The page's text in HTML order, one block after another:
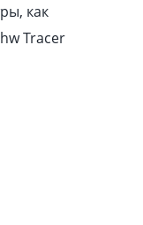
как
Tracer